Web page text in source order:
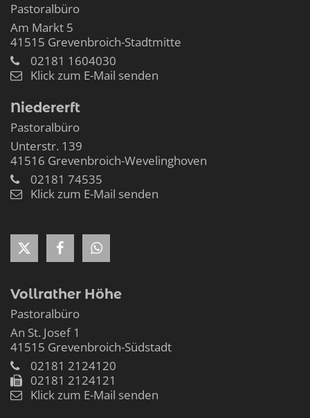
Pastoralbüro
Am Markt 5
41515 Grevenbroich-Stadtmitte
02181 1604030
Klick zum E-Mail senden
Niedererft
Pastoralbüro
Unterstr. 139
41516 Grevenbroich-Wevelinghoven
02181 74535
Klick zum E-Mail senden
Vollrather Höhe
Pastoralbüro
An St. Josef 1
41515 Grevenbroich-Südstadt
02181 2124120
02181 2124121
Klick zum E-Mail senden